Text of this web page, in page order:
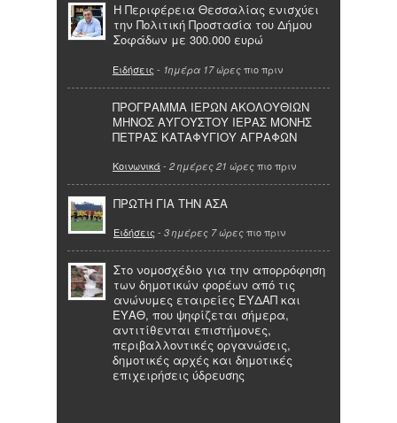
Η Περιφέρεια Θεσσαλίας ενισχύει
την Πολιτική Προστασία του Δήμου
Σοφάδων με 300.000 ευρώ
Ειδήσεις - 1ημέρα 17 ώρες πιο πριν
ΠΡΟΓΡΑΜΜΑ ΙΕΡΩΝ ΑΚΟΛΟΥΘΙΩΝ
ΜΗΝΟΣ ΑΥΓΟΥΣΤΟΥ ΙΕΡΑΣ ΜΟΝΗΣ
ΠΕΤΡΑΣ ΚΑΤΑΦΥΓΙΟΥ ΑΓΡΑΦΩΝ
Κοινωνικά- 2 ημέρες 21 ώρες πιο πριν
ΠΡΩΤΗ ΓΙΑ ΤΗΝ ΑΣΑ
Ειδήσεις - 3 ημέρες 7 ώρες πιο πριν
Στο νομοσχέδιο για την απορρόφηση
των δημοτικών φορέων από τις
ανώνυμες εταιρείες ΕΥΔΑΠ και
ΕΥΑΘ, που ψηφίζεται σήμερα,
αντιτίθενται επιστήμονες,
περιβαλλοντικές οργανώσεις,
δημοτικές αρχές και δημοτικές
επιχειρήσεις ύδρευσης